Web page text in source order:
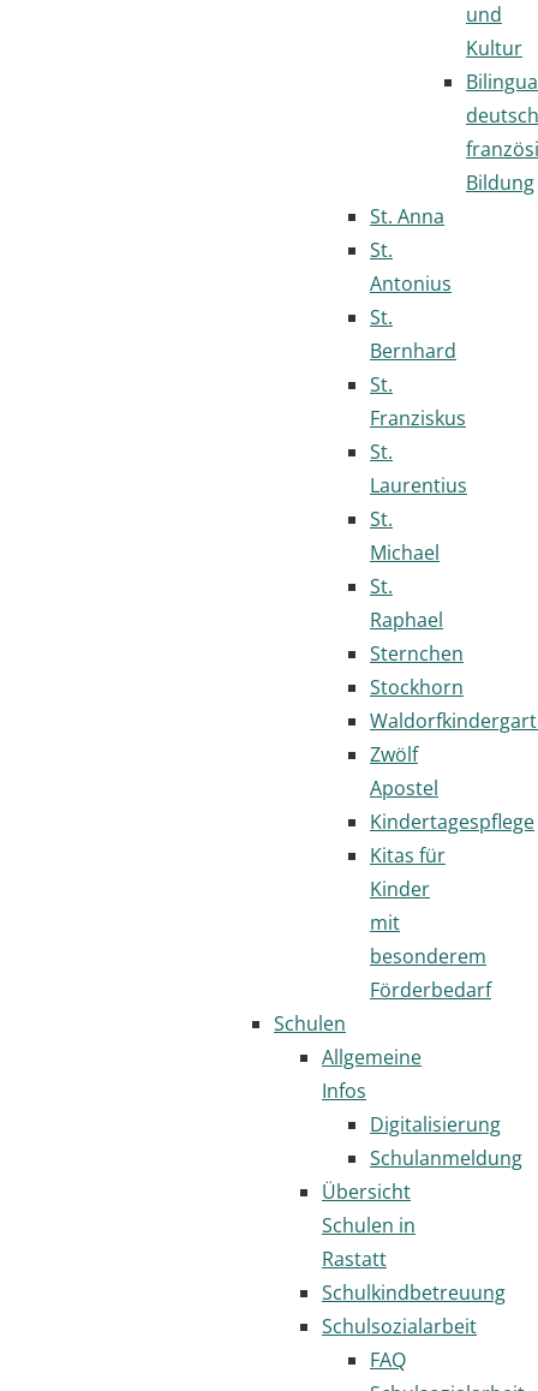
und
Kultur
deutsch
Bildung
St. Anna
St.
Antonius
St.
Bernhard
St.
Franziskus
St.
Laurentius
St.
Michael
St.
Raphael
Sternchen
Stockhorn
Zwölf
Apostel
Kindertagespflege
Kitas für
Kinder
mit
besonderem
Förderbedarf
Schulen
Allgemeine
Infos
Digitalisierung
Schulanmeldung
Übersicht
Schulen in
Rastatt
Schulkindbetreuung
Schulsozialarbeit
FAQ